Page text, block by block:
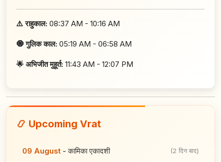
⚠️ राहुकाल: 08:37 AM - 10:16 AM
🧿 गुलिक काल: 05:19 AM - 06:58 AM
🌟 अभिजीत मुहूर्त: 11:43 AM - 12:07 PM
📿 Upcoming Vrat
09 August -कामिका एकादशी (2 दिन बाद)